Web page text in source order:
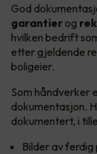
God
garantier og
hvilken bedrift
etter gjeldende
boligeier.
Som håndverker
dokumentasjon.
dokumentert, i
Bilder av